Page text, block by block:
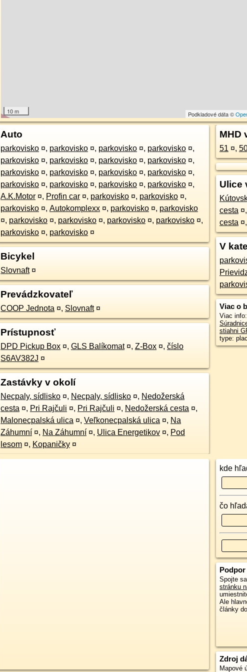
10 m Podkladové dáta ©
Auto
parkovisko ¤, parkovisko ¤, parkovisko ¤, parkovisko ¤,
parkovisko ¤, parkovisko ¤, parkovisko ¤, parkovisko ¤,
parkovisko ¤, parkovisko ¤, parkovisko ¤, parkovisko ¤,
parkovisko ¤, parkovisko ¤, parkovisko ¤, parkovisko ¤,
A.K.Motor ¤, Profin car ¤, parkovisko ¤, parkovisko ¤,
parkovisko ¤, Autokomplexx ¤, parkovisko ¤, parkovisko
¤, parkovisko ¤, parkovisko ¤, parkovisko ¤, parkovisko ¤,
parkovisko ¤, parkovisko ¤
Bicykel
Slovnaft ¤
Prevádzkovateľ
COOP Jednota ¤, Slovnaft ¤
Prístupnosť
DPD Pickup Box ¤, GLS Balíkomat ¤, Z-Box ¤, číslo
S6AV382J ¤
Zastávky v okolí
Necpaly, sídlisko ¤, Necpaly, sídlisko ¤, Nedožerská
cesta ¤, Pri Rajčuli ¤, Pri Rajčuli ¤, Nedožerská cesta ¤,
Malonecpalská ulica ¤, Veľkonecpalská ulica ¤, Na
Záhumní ¤, Na Záhumní ¤, Ulica Energetikov ¤, Pod
lesom ¤, Kopaničky ¤
MHD
51 ¤,
Ulice
cesta ¤,
cesta ¤,
V
Viac o
Viac info:
stiahni
type:
kde
čo
Spojte
stránku
Ale
články
Zdroj
Mapové